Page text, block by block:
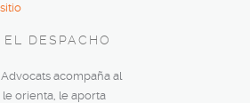
EL DESPACHO
acompaña al
orienta, le aporta